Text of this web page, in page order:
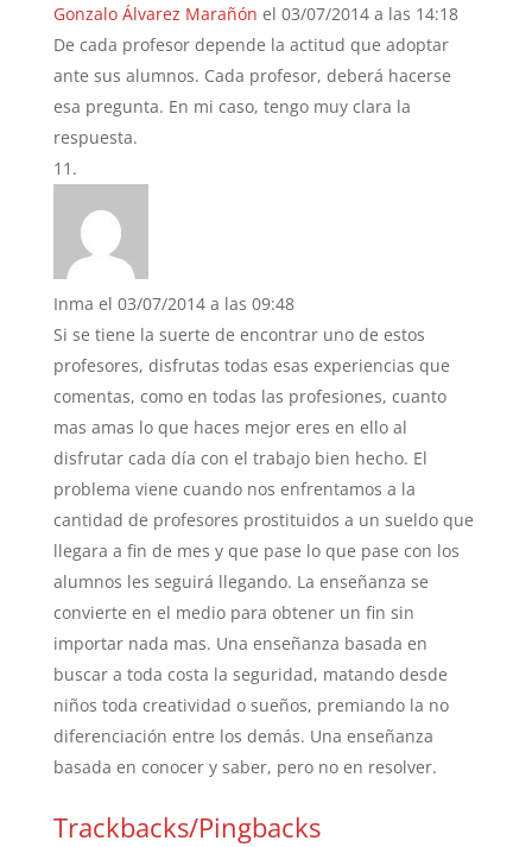
Gonzalo Álvarez Marañón el 03/07/2014 a las 14:18
De cada profesor depende la actitud que adoptar
ante sus alumnos. Cada profesor, deberá hacerse
esa pregunta. En mi caso, tengo muy clara la
respuesta.
Inma el 03/07/2014 a las 09:48
Si se tiene la suerte de encontrar uno de estos
profesores, disfrutas todas esas experiencias que
comentas, como en todas las profesiones, cuanto
mas amas lo que haces mejor eres en ello al
disfrutar cada día con el trabajo bien hecho. El
problema viene cuando nos enfrentamos a la
cantidad de profesores prostituidos a un sueldo que
llegara a fin de mes y que pase lo que pase con los
alumnos les seguirá llegando. La enseñanza se
convierte en el medio para obtener un fin sin
importar nada mas. Una enseñanza basada en
buscar a toda costa la seguridad, matando desde
niños toda creatividad o sueños, premiando la no
diferenciación entre los demás. Una enseñanza
basada en conocer y saber, pero no en resolver.
Trackbacks/Pingbacks